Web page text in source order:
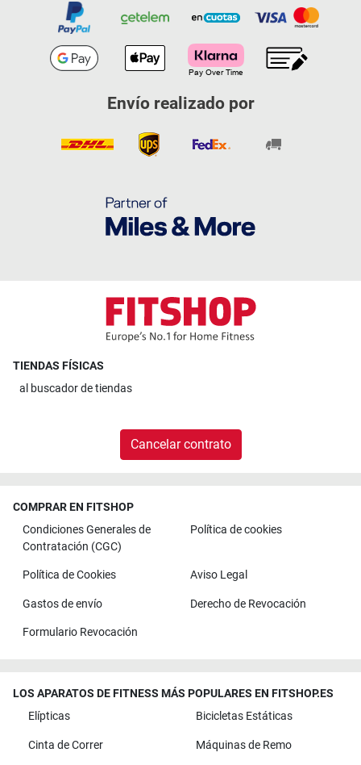
Envío realizado por
TIENDAS FÍSICAS
al buscador de tiendas
Cancelar contrato
COMPRAR EN FITSHOP
Condiciones Generales de
Contratación (CGC)
Política de cookies
Política de Cookies Aviso Legal
Gastos de envío Derecho de Revocación
Formulario Revocación
LOS APARATOS DE FITNESS MÁS POPULARES EN FITSHOP.ES
Elípticas
Bicicletas Estáticas
Cinta de Correr Máquinas de Remo